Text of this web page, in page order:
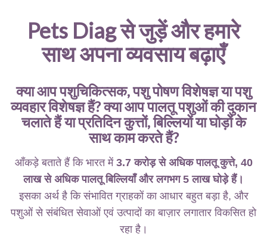
Pets Diag से जुड़ें और हमारे
साथ अपना व्यवसाय बढ़ाएँ
क्या आप पशुचिकित्सक, पशु पोषण विशेषज्ञ या पशु
व्यवहार विशेषज्ञ हैं? क्या आप पालतू पशुओं की दुकान
चलाते हैं या प्रतिदिन कुत्तों, बिल्लियों या घोड़ों के
साथ काम करते हैं?
आँकड़े बताते हैं कि भारत में 3.7 करोड़ से अधिक पालतू कुत्ते, 40
लाख से अधिक पालतू बिल्लियाँ और लगभग 5 लाख घोड़े हैं।
इसका अर्थ है कि संभावित ग्राहकों का आधार बहुत बड़ा है, और
पशुओं से संबंधित सेवाओं एवं उत्पादों का बाज़ार लगातार विकसित हो
रहा है।